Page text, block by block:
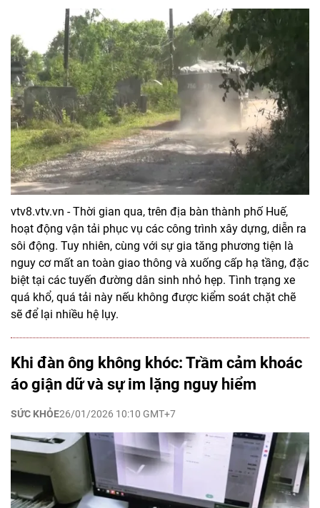
vtv8.vtv.vn - Thời gian qua, trên địa bàn thành phố Huế,
hoạt động vận tải phục vụ các công trình xây dựng, diễn ra
sôi động. Tuy nhiên, cùng với sự gia tăng phương tiện là
nguy cơ mất an toàn giao thông và xuống cấp hạ tầng, đặc
biệt tại các tuyến đường dân sinh nhỏ hẹp. Tình trạng xe
quá khổ, quá tải này nếu không được kiểm soát chặt chẽ
sẽ để lại nhiều hệ lụy.
Khi đàn ông không khóc: Trầm cảm khoác
áo giận dữ và sự im lặng nguy hiểm
SỨC KHỎE26/01/2026 10:10 GMT+7